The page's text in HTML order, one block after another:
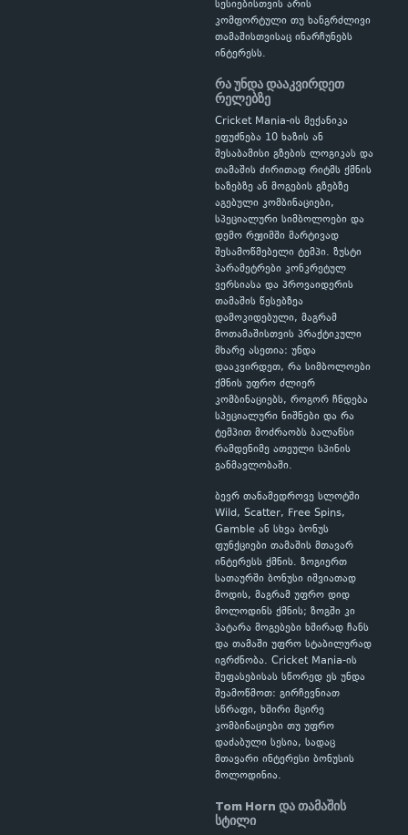
სესიებისთვის არის
კომფორტული თუ ხანგრძლივი
თამაშისთვისაც ინარჩუნებს
ინტერესს.
რა უნდა დააკვირდეთ
რელებზე
Cricket Mania-ის მექანიკა
ეფუძნება 10 ხაზის ან
შესაბამისი გზების ლოგიკას და
თამაშის ძირითად რიტმს ქმნის
ხაზებზე ან მოგების გზებზე
აგებული კომბინაციები,
სპეციალური სიმბოლოები და
დემო რეჟიმში მარტივად
შესამოწმებელი ტემპი. ზუსტი
პარამეტრები კონკრეტულ
ვერსიასა და პროვაიდერის
თამაშის წესებზეა
დამოკიდებული, მაგრამ
მოთამაშისთვის პრაქტიკული
მხარე ასეთია: უნდა
დააკვირდეთ, რა სიმბოლოები
ქმნის უფრო ძლიერ
კომბინაციებს, როგორ ჩნდება
სპეციალური ნიშნები და რა
ტემპით მოძრაობს ბალანსი
რამდენიმე ათეული სპინის
განმავლობაში.
ბევრ თანამედროვე სლოტში
Wild, Scatter, Free Spins,
Gamble ან სხვა ბონუს
ფუნქციები თამაშის მთავარ
ინტერესს ქმნის. ზოგიერთ
სათაურში ბონუსი იშვიათად
მოდის, მაგრამ უფრო დიდ
მოლოდინს ქმნის; ზოგში კი
პატარა მოგებები ხშირად ჩანს
და თამაში უფრო სტაბილურად
იგრძნობა. Cricket Mania-ის
შეფასებისას სწორედ ეს უნდა
შეამოწმოთ: გირჩევნიათ
სწრაფი, ხშირი მცირე
კომბინაციები თუ უფრო
დაძაბული სესია, სადაც
მთავარი ინტერესი ბონუსის
მოლოდინია.
Tom Horn და თამაშის
სტილი